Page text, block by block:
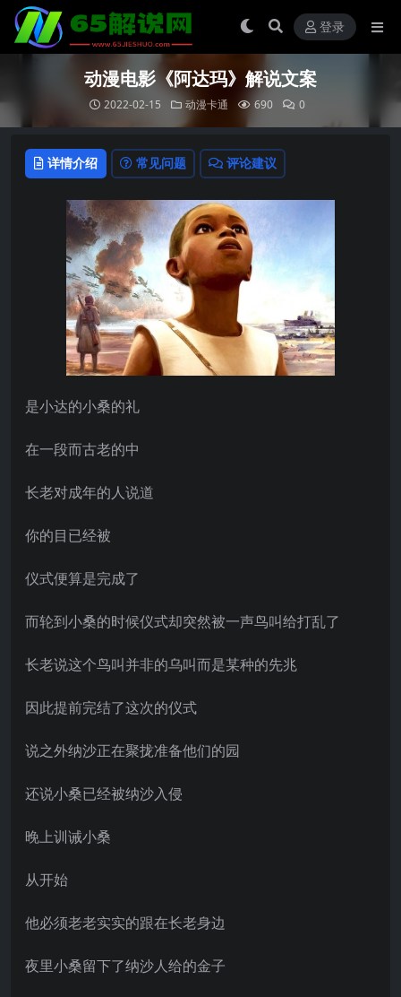
登录
动漫电影《阿达玛》解说文案
2022-02-15 动漫卡通 690 0
详情介绍 常见问题 评论建议
是小达的小桑的礼
在一段而古老的中
长老对成年的人说道
你的目已经被
仪式便算是完成了
而轮到小桑的时候仪式却突然被一声鸟叫给打乱了
长老说这个鸟叫并非的乌叫而是某种的先兆
因此提前完结了这次的仪式
说之外纳沙正在聚拢准备他们的园
还说小桑已经被纳沙入侵
晚上训诫小桑
从开始
他必须老老实实的跟在长老身边
夜里小桑留下了纳沙人给的金子